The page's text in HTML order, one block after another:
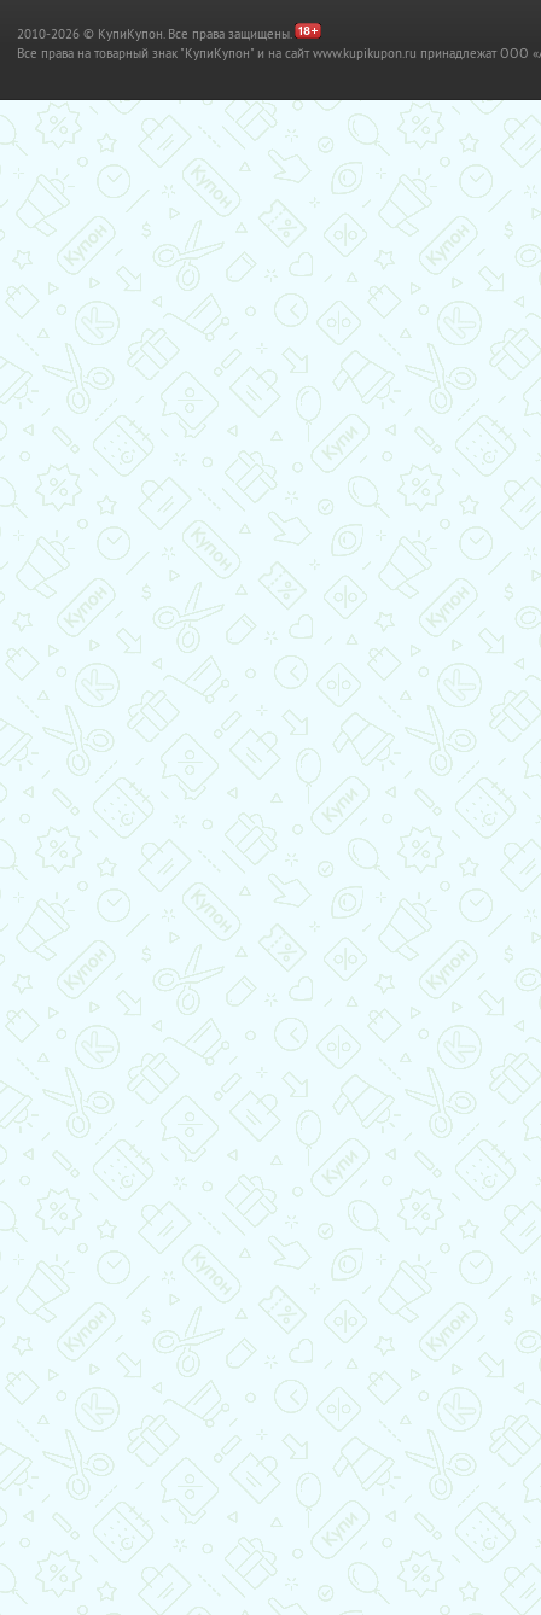
2010-2026 © КупиКупон. Все права защищены.
Все права на товарный знак "КупиКупон" и на сайт www.kupikupon.ru принадлежат